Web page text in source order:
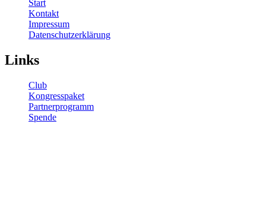
Start
Kontakt
Impressum
Datenschutzerklärung
Links
Club
Kongresspaket
Partnerprogramm
Spende